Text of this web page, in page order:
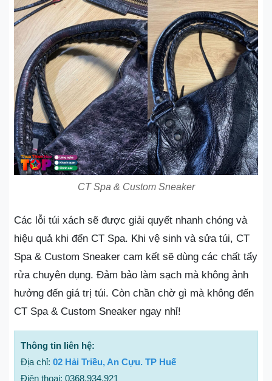
CT Spa & Custom Sneaker
Các lỗi túi xách sẽ được giải quyết nhanh chóng và
hiệu quả khi đến CT Spa. Khi vệ sinh và sửa túi, CT
Spa & Custom Sneaker cam kết sẽ dùng các chất tẩy
rửa chuyên dụng. Đảm bảo làm sạch mà không ảnh
hưởng đến giá trị túi. Còn chần chờ gì mà không đến
CT Spa & Custom Sneaker ngay nhỉ!
Thông tin liên hệ:
Địa chỉ: 02 Hải Triều, An Cựu. TP Huế
Điện thoại: 0368.934.921